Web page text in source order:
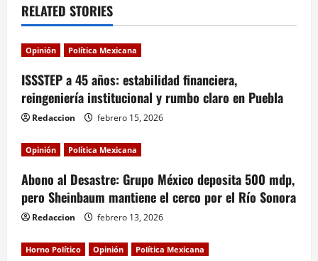
a
v
i
g
a
t
i
o
RELATED STORIES
Opinión Política Mexicana
ISSSTEP a 45 años: estabilidad financiera,
reingeniería institucional y rumbo claro en Puebla
Redaccion febrero 15, 2026
Opinión Política Mexicana
Abono al Desastre: Grupo México deposita 500 mdp,
pero Sheinbaum mantiene el cerco por el Río Sonora
Redaccion febrero 13, 2026
Horno Político Opinión Política Mexicana